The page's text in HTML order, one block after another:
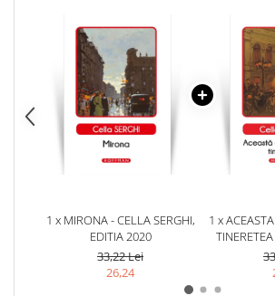
1 x MIRONA - CELLA SERGHI,
EDITIA 2020
33,22 Lei
26,24
1 x